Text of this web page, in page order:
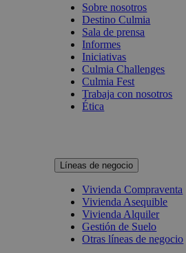
Sobre nosotros
Destino Culmia
Sala de prensa
Informes
Iniciativas
Culmia Challenges
Culmia Fest
Trabaja con nosotros
Ética
Líneas de negocio
Vivienda Compraventa
Vivienda Asequible
Vivienda Alquiler
Gestión de Suelo
Otras líneas de negocio